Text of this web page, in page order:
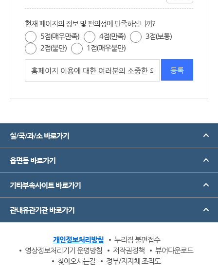
현재 페이지의 정보 및 편의성에 만족하십니까?
5점(매우만족)
4점(만족)
3점(보통)
2점(불만)
1점(매우불만)
실/국/과/소 바로가기
읍면동 바로가기
기타부속사이트 바로가기
관내유관기관 바로가기
개인정보처리방침
누리집 불편접수
영상정보처리기기 운영방침
저작권정책
뷰어다운로드
찾아오시는길
정부/지자체 조직도